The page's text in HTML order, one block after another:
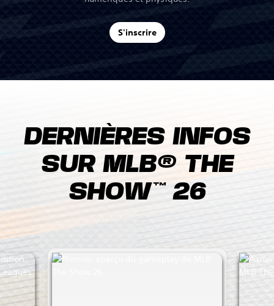
S'inscrire
DERNIÈRES INFOS
SUR MLB® THE
SHOW™ 26